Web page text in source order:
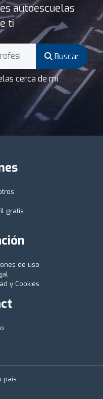
autoescuelas
ti
Buscar
cerca de mí
gratis
de uso
y Cookies
país